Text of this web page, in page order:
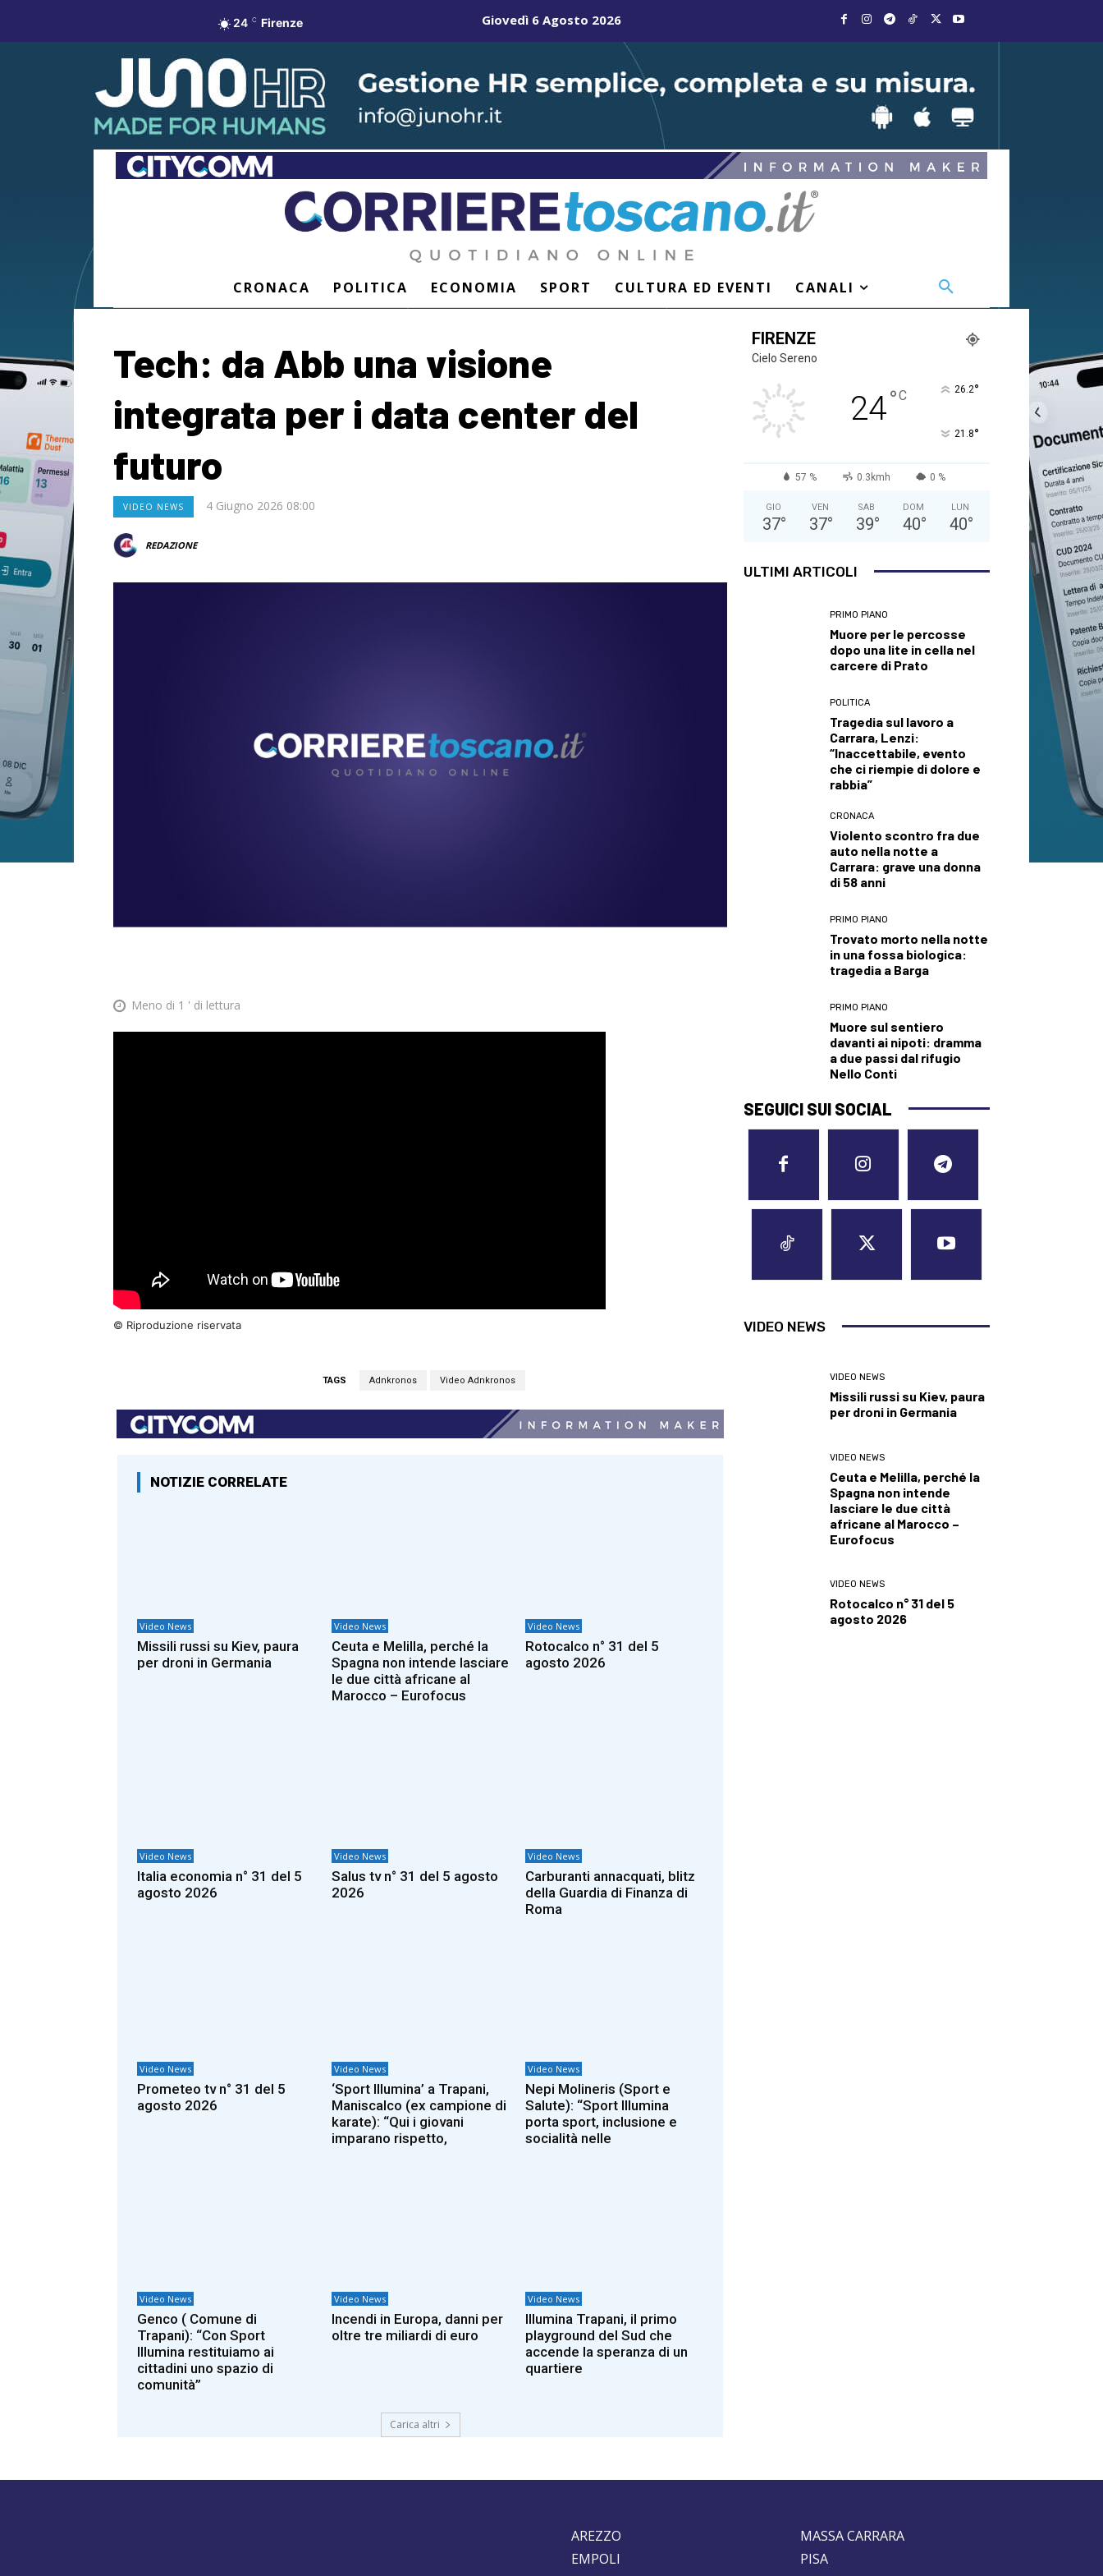
24 C Firenze Giovedì 6 Agosto 2026
CRONACA POLITICA ECONOMIA SPORT CULTURA ED EVENTI CANALI
Tech: da Abb una visione
integrata per i data center del
futuro
VIDEO NEWS 4 Giugno 2026 08:00
REDAZIONE
Meno di 1 ' di lettura
© Riproduzione riservata
TAGS Adnkronos Video Adnkronos
NOTIZIE CORRELATE
Video News
Missili russi su Kiev, paura
per droni in Germania
Video News
Ceuta e Melilla, perché la
Spagna non intende lasciare
le due città africane al
Marocco – Eurofocus
Video News
Rotocalco n° 31 del 5
agosto 2026
Video News
Italia economia n° 31 del 5
agosto 2026
Video News
Salus tv n° 31 del 5 agosto
2026
Video News
Carburanti annacquati, blitz
della Guardia di Finanza di
Roma
Video News
Prometeo tv n° 31 del 5
agosto 2026
Video News
‘Sport Illumina’ a Trapani,
Maniscalco (ex campione di
karate): “Qui i giovani
imparano rispetto,
Video News
Nepi Molineris (Sport e
Salute): “Sport Illumina
porta sport, inclusione e
socialità nelle
Video News
Genco ( Comune di
Trapani): “Con Sport
Illumina restituiamo ai
cittadini uno spazio di
comunità”
Video News
Incendi in Europa, danni per
oltre tre miliardi di euro
Video News
Illumina Trapani, il primo
playground del Sud che
accende la speranza di un
quartiere
Carica altri
FIRENZE
Cielo Sereno
24°C 26.2°
21.8°
57 % 0.3kmh 0 %
GIO
37°
VEN
37°
SAB
39°
DOM
40°
LUN
40°
ULTIMI ARTICOLI
PRIMO PIANO
Muore per le percosse
dopo una lite in cella nel
carcere di Prato
POLITICA
Tragedia sul lavoro a
Carrara, Lenzi:
“Inaccettabile, evento
che ci riempie di dolore e
rabbia”
CRONACA
Violento scontro fra due
auto nella notte a
Carrara: grave una donna
di 58 anni
PRIMO PIANO
Trovato morto nella notte
in una fossa biologica:
tragedia a Barga
PRIMO PIANO
Muore sul sentiero
davanti ai nipoti: dramma
a due passi dal rifugio
Nello Conti
SEGUICI SUI SOCIAL
VIDEO NEWS
VIDEO NEWS
Missili russi su Kiev, paura
per droni in Germania
VIDEO NEWS
Ceuta e Melilla, perché la
Spagna non intende
lasciare le due città
africane al Marocco –
Eurofocus
VIDEO NEWS
Rotocalco n° 31 del 5
agosto 2026
AREZZO
EMPOLI
MASSA CARRARA
PISA